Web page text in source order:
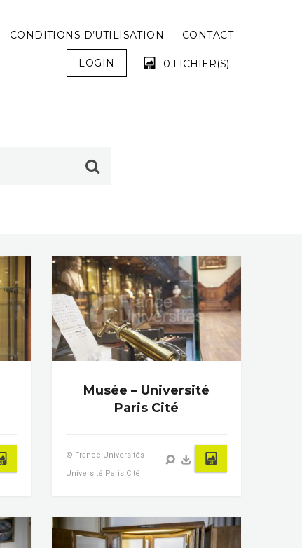
CONDITIONS D’UTILISATION CONTACT
LOGIN 0 FICHIER(S)
Musée – Université
Paris Cité
© France Universités –
Université Paris Cité